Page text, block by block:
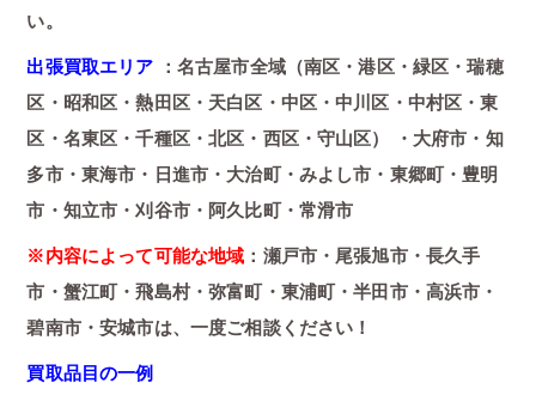
い。
出張買取エリア ：名古屋市全域（南区・港区・緑区・瑞穂
区・昭和区・熱田区・天白区・中区・中川区・中村区・東
区・名東区・千種区・北区・西区・守山区） ・大府市・知
多市・東海市・日進市・大治町・みよし市・東郷町・豊明
市・知立市・刈谷市・阿久比町・常滑市
※内容によって可能な地域 ：瀬戸市・尾張旭市・長久手
市・蟹江町・飛島村・弥富町・東浦町・半田市・高浜市・
碧南市・安城市は、一度ご相談ください！
買取品目の一例